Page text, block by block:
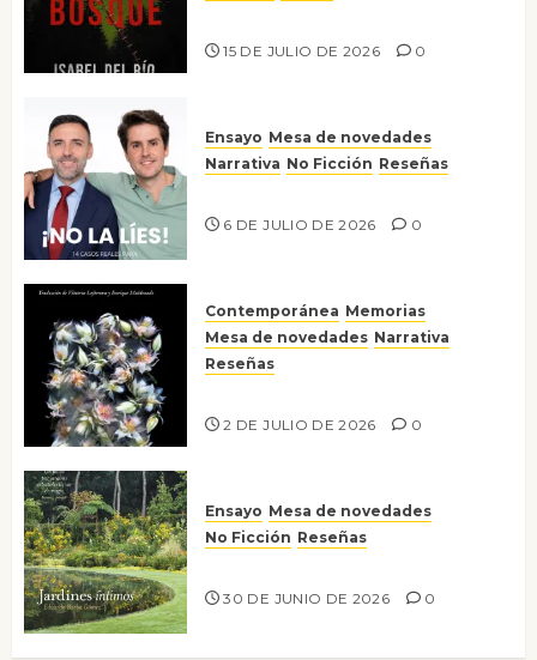
15 DE JULIO DE 2026 0
Ensayo Mesa de novedades
Narrativa No Ficción Reseñas
6 DE JULIO DE 2026 0
Contemporánea Memorias
Mesa de novedades Narrativa
Reseñas
2 DE JULIO DE 2026 0
Ensayo Mesa de novedades
No Ficción Reseñas
30 DE JUNIO DE 2026 0